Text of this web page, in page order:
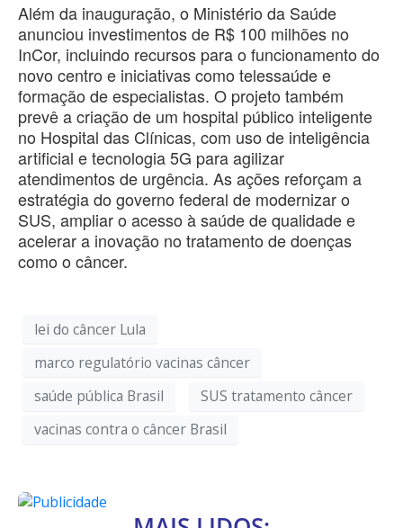
Além da inauguração, o Ministério da Saúde
anunciou investimentos de R$ 100 milhões no
InCor, incluindo recursos para o funcionamento do
novo centro e iniciativas como telessaúde e
formação de especialistas. O projeto também
prevê a criação de um hospital público inteligente
no Hospital das Clínicas, com uso de inteligência
artificial e tecnologia 5G para agilizar
atendimentos de urgência. As ações reforçam a
estratégia do governo federal de modernizar o
SUS, ampliar o acesso à saúde de qualidade e
acelerar a inovação no tratamento de doenças
como o câncer.
lei do câncer Lula
marco regulatório vacinas câncer
saúde pública Brasil
SUS tratamento câncer
vacinas contra o câncer Brasil